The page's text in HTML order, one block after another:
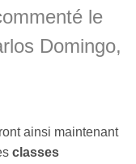
le
Domingo,
ainsi maintenant
classes